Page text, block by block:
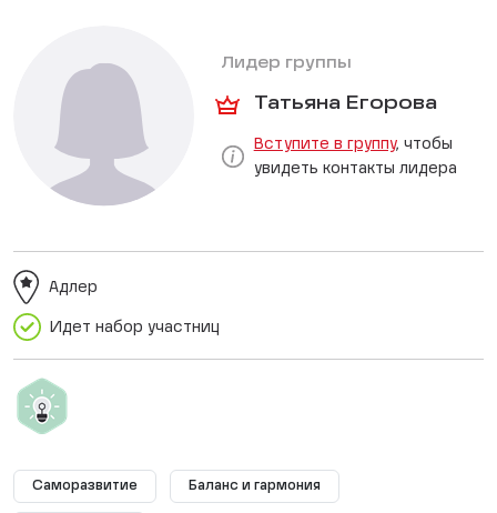
Лидер группы
Татьяна Егорова
Вступите в группу, чтобы
увидеть контакты лидера
Идет набор участниц
Адлер
Саморазвитие Баланс и гармония